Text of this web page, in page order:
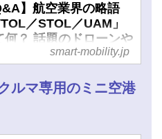
】航空業界の略語
／STOL／UAM」
何？ 話題のドローンや
ぶクルマとの関係性は
ートモビリティJP
smart-mobility.jp
ルマ専用のミニ空港